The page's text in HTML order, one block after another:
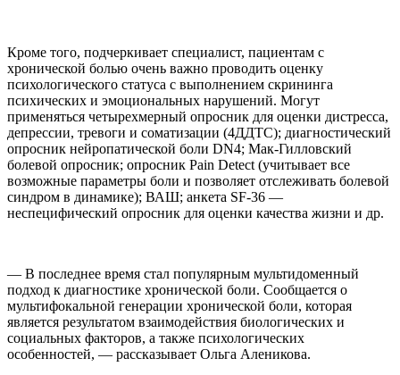
Кроме того, подчеркивает специалист, пациентам с
хронической болью очень важно проводить оценку
психологического статуса с выполнением скрининга
психических и эмоциональных нарушений. Могут
применяться четырехмерный опросник для оценки дистресса,
депрессии, тревоги и соматизации (4ДДТС); диагностический
опросник нейропатической боли DN4; Мак-Гилловский
болевой опросник; опросник Pain Detect (учитывает все
возможные параметры боли и позволяет отслеживать болевой
синдром в динамике); ВАШ; анкета SF-36 —
неспецифический опросник для оценки качества жизни и др.
— В последнее время стал популярным мультидоменный
подход к диагностике хронической боли. Сообщается о
мультифокальной генерации хронической боли, которая
является результатом взаимодействия биологических и
социальных факторов, а также психологических
особенностей, — рассказывает Ольга Аленикова.